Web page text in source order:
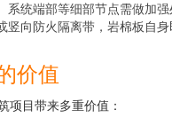
系统端部等细部节点需做加强
竖向防火隔离带，岩棉板自身
价值
项目带来多重价值：